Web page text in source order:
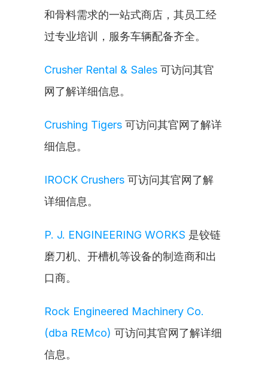
和骨料需求的一站式商店，其员工经
过专业培训，服务车辆配备齐全。
Crusher Rental & Sales 可访问其官
网了解详细信息。
Crushing Tigers 可访问其官网了解详
细信息。
IROCK Crushers 可访问其官网了解
详细信息。
P. J. ENGINEERING WORKS 是铰链
磨刀机、开槽机等设备的制造商和出
口商。
Rock Engineered Machinery Co.
(dba REMco) 可访问其官网了解详细
信息。